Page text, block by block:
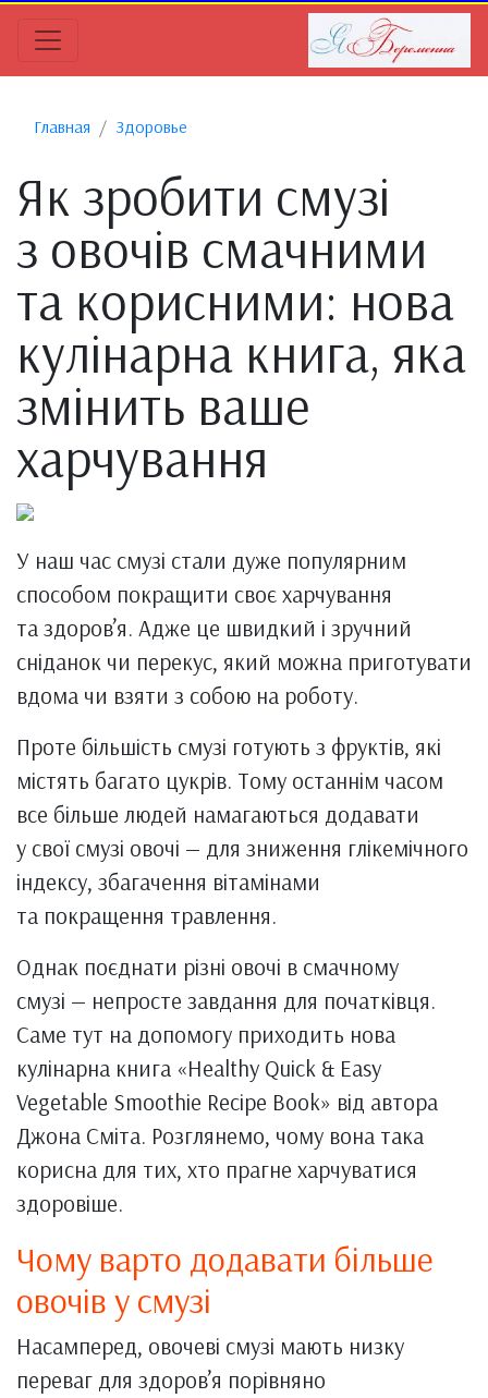
Главная Здоровье
Як зробити смузі
з овочів смачними
та корисними: нова
кулінарна книга, яка
змінить ваше
харчування
У наш час смузі стали дуже популярним
способом покращити своє харчування
та здоров’я. Адже це швидкий і зручний
сніданок чи перекус, який можна приготувати
вдома чи взяти з собою на роботу.
Проте більшість смузі готують з фруктів, які
містять багато цукрів. Тому останнім часом
все більше людей намагаються додавати
у свої смузі овочі — для зниження глікемічного
індексу, збагачення вітамінами
та покращення травлення.
Однак поєднати різні овочі в смачному
смузі — непросте завдання для початківця.
Саме тут на допомогу приходить нова
кулінарна книга «Healthy Quick & Easy
Vegetable Smoothie Recipe Book» від автора
Джона Сміта. Розглянемо, чому вона така
корисна для тих, хто прагне харчуватися
здоровіше.
Чому варто додавати більше
овочів у смузі
Насамперед, овочеві смузі мають низку
переваг для здоров’я порівняно